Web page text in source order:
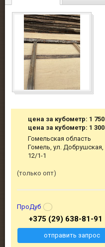
цена за кубометр: 1 750
цена за кубометр: 1 300
Гомельская область
Гомель, ул. Добрушская,
12/1-1
только опт
ПроДуб
+375 (29) 638-81-91
отправить запрос